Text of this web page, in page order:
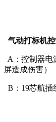
气动打标机
A：控制器电
屏造成伤害）
B：19芯航插